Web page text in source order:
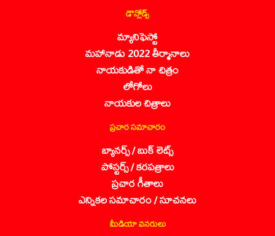
డౌన్లోడ్స్
మ్యానిఫెస్టో
మహానాడు 2022 తీర్మానాలు
నాయకుడితో నా చిత్రం
లోగోలు
నాయకుల చిత్రాలు
ప్రచార సమాచారం
బ్యానర్స్ / బుక్ లెట్స్
పోస్టర్స్ / కరపత్రాలు
ప్రచార గీతాలు
ఎన్నికల సమాచారం / సూచనలు
మీడియా వనరులు